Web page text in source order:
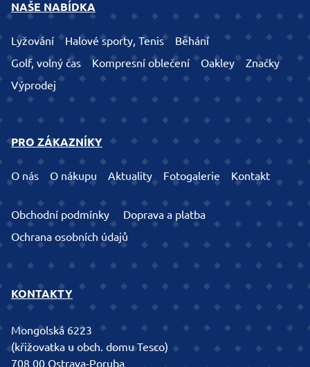
NAŠE NABÍDKA
Lyžování Halové sporty, Tenis
Běhání
Golf, volný čas
Kompresní oblečení Oakley
Značky
Výprodej
PRO ZÁKAZNÍKY
O nás O nákupu Aktuality Fotogalerie Kontakt
Obchodní podmínky
Doprava a platba
Ochrana osobních údajů
KONTAKTY
Mongolská 6223
(křižovatka u obch. domu Tesco)
708 00 Ostrava-Poruba